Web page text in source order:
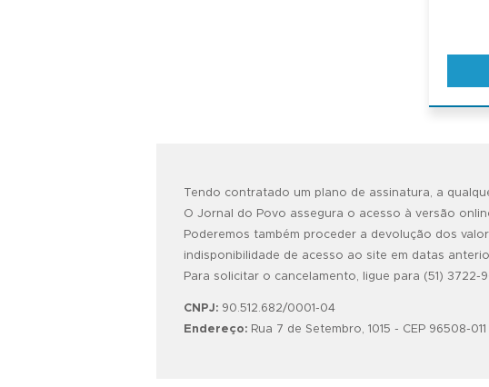
Tendo contratado um plano de assinatura, a
O Jornal do Povo assegura o acesso à versão
Poderemos também proceder a devolução dos
indisponibilidade de acesso ao site em datas
Para solicitar o cancelamento, ligue para (51)
CNPJ: 90.512.682/0001-04
Endereço: Rua 7 de Setembro, 1015 - CEP 96508-